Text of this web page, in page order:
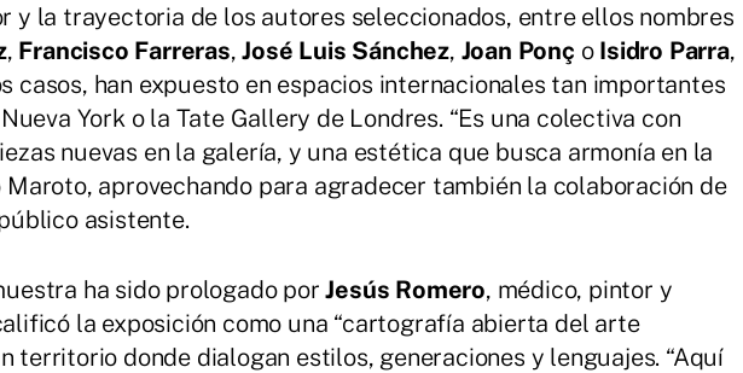
y la trayectoria de los autores seleccionados, entre ellos nombres
, Francisco Farreras,José Luis Sánchez, Joan Ponç o Isidro Parra,
casos, han expuesto en espacios internacionales tan importantes
York o la Tate Gallery de Londres. “Es una colectiva con
nuevas en la galería, y una estética que busca armonía en la
Maroto, aprovechando para agradecer también la colaboración de
asistente.
ha sido prologado porJesús Romero, médico, pintor y
la exposición como una “cartografía abierta del arte
territorio donde dialogan estilos, generaciones y lenguajes. “Aquí